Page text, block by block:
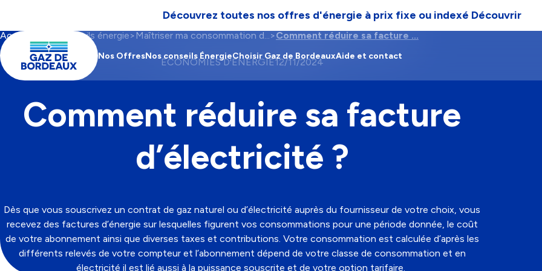
Aller au pied-de-page
Découvrez toutes nos offres d'énergie à prix fixe ou indexé Découvrir
Main
navigation
Nos OffresNos conseils ÉnergieChoisir Gaz de BordeauxAide et contact
Contenu
principal
Fil
d'Ariane
Accueil Nos conseils énergie Maîtriser ma consommation d... Comment réduire sa facture ...
CATÉGORIE
ÉCONOMIES D'ÉNERGIE12/11/2024
Comment réduire sa facture
d’électricité ?
Dès que vous souscrivez un contrat de gaz naturel ou d’électricité auprès du fournisseur de votre choix, vous
recevez des factures d’énergie sur lesquelles figurent vos consommations pour une période donnée, le coût
de votre abonnement ainsi que diverses taxes et contributions. Votre consommation est calculée d’après les
différents relevés de votre compteur et l’abonnement dépend de votre classe de consommation et en
électricité il est lié aussi à la puissance souscrite et de votre option tarifaire.